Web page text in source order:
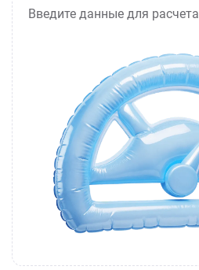
Введите данные для расчета